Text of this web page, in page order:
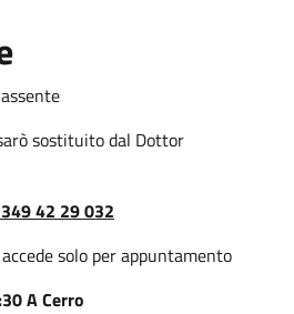
sostituito dal Dottor
42 29 032
solo per appuntamento
A Cerro